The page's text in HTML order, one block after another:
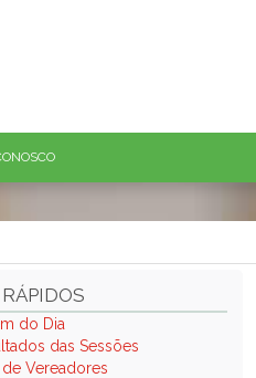
do Dia
das Sessões
de Vereadores